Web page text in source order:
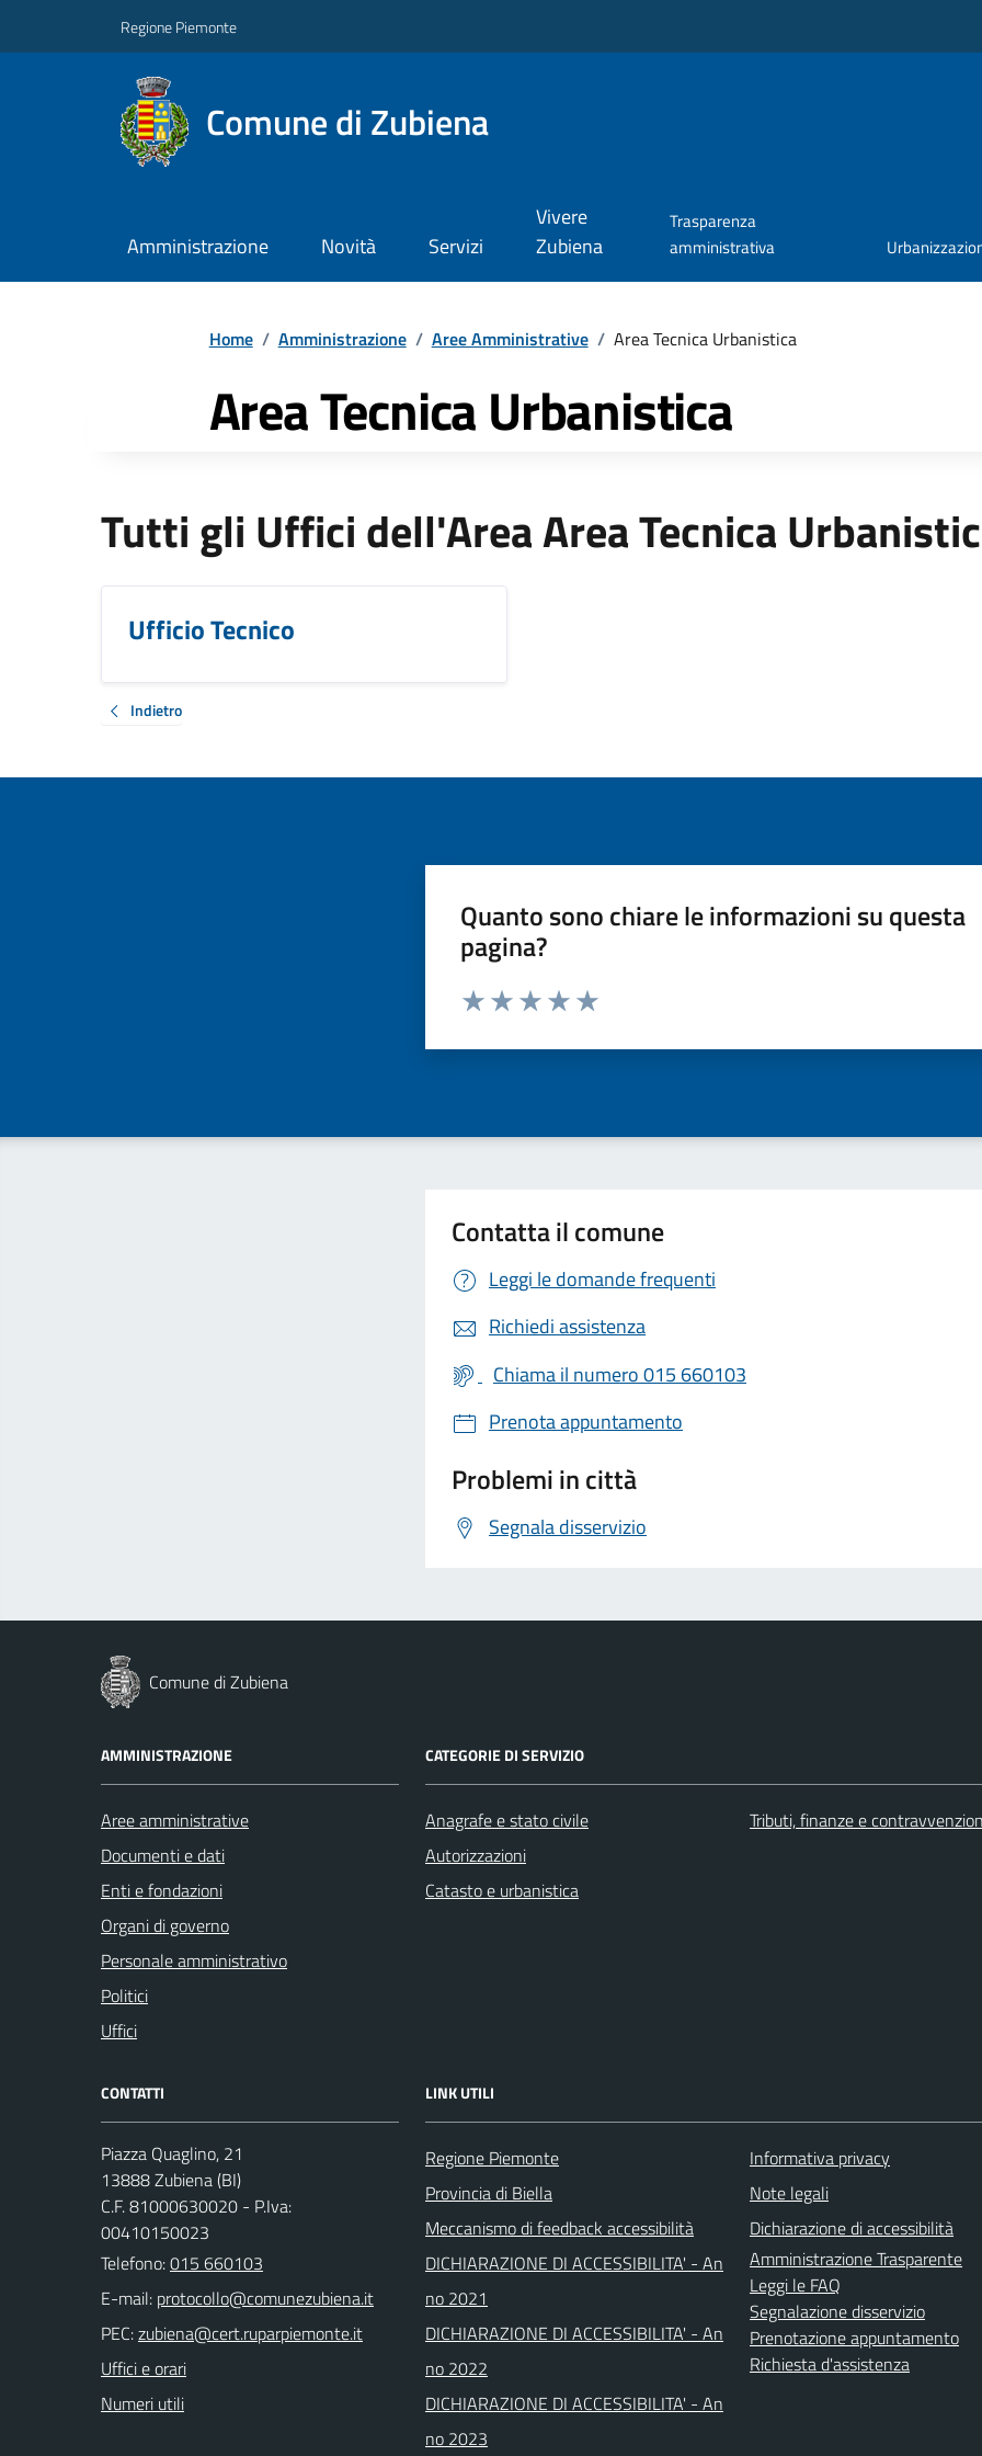
Regione Piemonte
Comune di Zubiena
Amministrazione Novità Servizi
Vivere
Zubiena
Trasparenza
amministrativa
Home / Amministrazione / Aree Amministrative / Area Tecnica Urbanistica
Area Tecnica Urbanistica
Tutti gli Uffici dell'Area Area Tecnica
Ufficio Tecnico
Indietro
Quanto sono chiare le informazioni su questa
pagina?
Valuta da 1 a 5 stelle la pagina
Contatta il comune
Leggi le domande frequenti
Richiedi assistenza
Chiama il numero 015 660103
Prenota appuntamento
Problemi in città
Segnala disservizio
Comune di Zubiena
AMMINISTRAZIONE
Aree amministrative
Documenti e dati
Enti e fondazioni
Organi di governo
Personale amministrativo
Politici
Uffici
CATEGORIE DI SERVIZIO
Anagrafe e stato civile
Autorizzazioni
Catasto e urbanistica
Tributi, finanze e
CONTATTI
Piazza Quaglino, 21
13888 Zubiena (BI)
C.F. 81000630020 - P.Iva:
00410150023
Telefono:015 660103
E-mail:
PEC:
Uffici e orari
Numeri utili
LINK UTILI
Regione Piemonte
Provincia di Biella
Meccanismo di feedback accessibilità
DICHIARAZIONE DI ACCESSIBILITA' - An
no 2021
DICHIARAZIONE DI ACCESSIBILITA' - An
no 2022
DICHIARAZIONE DI ACCESSIBILITA' - An
no 2023
Informativa privacy
Note legali
Dichiarazione di accessibilità
Amministrazione Trasparente
Leggi le FAQ
Segnalazione disservizio
Prenotazione appuntamento
Richiesta d'assistenza